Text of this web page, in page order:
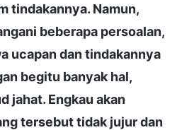
tindakannya. Namun,
beberapa persoalan,
ucapan dan tindakannya
begitu banyak hal,
jahat. Engkau akan
tersebut tidak jujur dan